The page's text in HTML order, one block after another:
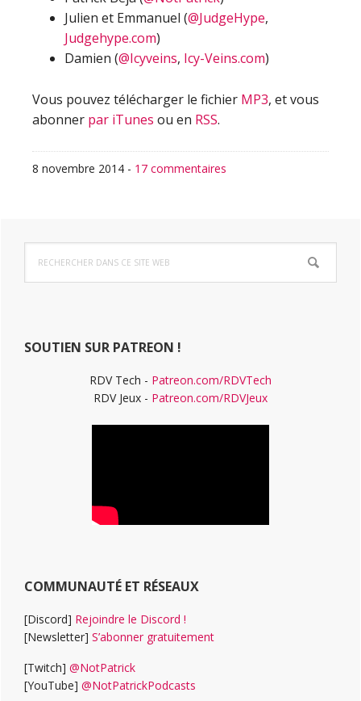
Julien et Emmanuel (@JudgeHype,
Judgehype.com)
Damien (@Icyveins, Icy-Veins.com)
Vous pouvez télécharger le fichier MP3, et vous
abonner par iTunes ou en RSS.
8 novembre 2014 - 17 commentaires
Barre
latérale
dans
ce
SOUTIEN SUR PATREON !
RDV Tech - Patreon.com/RDVTech
RDV Jeux - Patreon.com/RDVJeux
COMMUNAUTÉ ET RÉSEAUX
[Discord] Rejoindre le Discord !
[Newsletter] S’abonner gratuitement
[Twitch] @NotPatrick
[YouTube] @NotPatrickPodcasts